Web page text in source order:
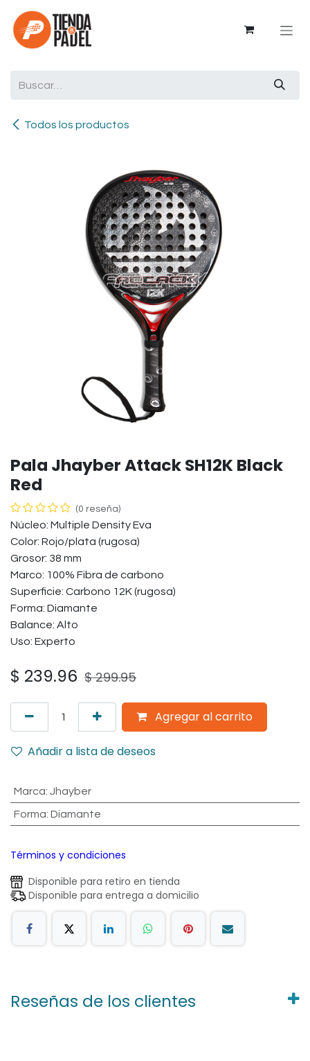
Ir al contenido
Todos los productos
Pala Jhayber Attack SH12K Black
Red
(0 reseña)
Núcleo: Multiple Density Eva
Color: Rojo/plata (rugosa)
Grosor: 38 mm
Marco: 100% Fibra de carbono
Superficie: Carbono 12K (rugosa)
Forma: Diamante
Balance: Alto
Uso: Experto
$ 239.96 $299.95
Agregar al carrito
Añadir a lista de deseos
Marca: Jhayber
Forma: Diamante
Términos y condiciones
Disponible para retiro en tienda
Disponible para entrega a domicilio
Reseñas de los clientes